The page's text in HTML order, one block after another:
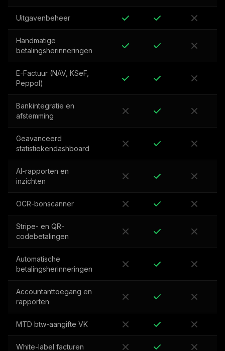
Uitgavenbeheer
Handmatige
betalingsherinneringen
E-Factuur (NAV, KSeF,
Peppol)
Bankintegratie en
afstemming
Geavanceerd
statistiekendashboard
AI-rapporten en
inzichten
OCR-bonscanner
Stripe- en QR-
codebetalingen
Automatische
betalingsherinneringen
Accountanttoegang en
rapporten
MTD btw-aangifte VK
White-label facturen